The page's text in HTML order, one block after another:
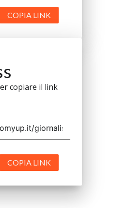
COPIA LINK
copiare il link
COPIA LINK